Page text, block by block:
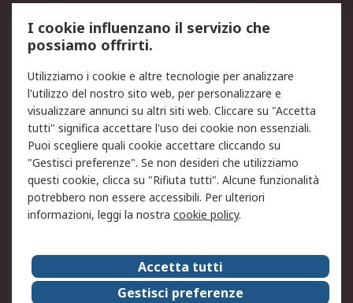
Legale
Informativa Cookie
Informativa Privacy -
Aggiornata
Email Security
Termini d'uso
Condizioni di vendita
Condizioni generali di
servizio
Etica e responsabilità
Chi Siamo
Chi Siamo
Contattaci
Supporto
ESG
Carriere
RS Group
I cookie influenzano il servizio che
possiamo offrirti.
Utilizziamo i cookie e altre tecnologie per analizzare
l'utilizzo del nostro sito web, per personalizzare e
visualizzare annunci su altri siti web. Cliccare su "Accetta
tutti" significa accettare l'uso dei cookie non essenziali.
Puoi scegliere quali cookie accettare cliccando su
"Gestisci preferenze". Se non desideri che utilizziamo
questi cookie, clicca su "Rifiuta tutti". Alcune funzionalità
potrebbero non essere accessibili. Per ulteriori
informazioni, leggi la nostra cookie policy.
Accetta tutti
Gestisci preferenze